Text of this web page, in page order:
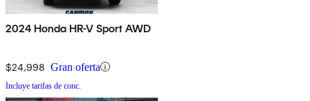
2024 Honda HR-V Sport AWD
$24,998 Gran oferta
Incluye tarifas de conc.